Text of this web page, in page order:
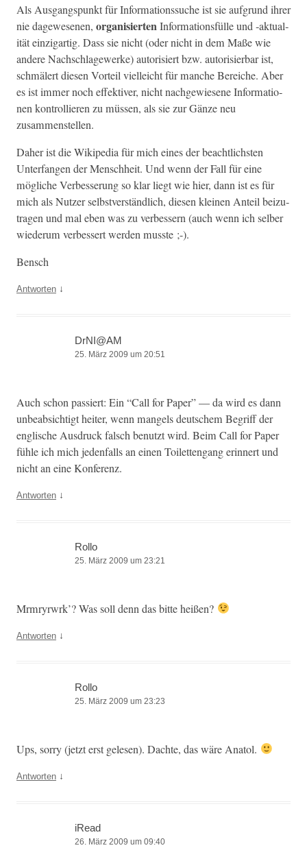
Als Aus­gangspunkt für Infor­ma­tion­ssuche ist sie auf­grund ihrer
nie dagewe­se­nen, organ­isiertenInfor­ma­tions­fülle und ‑aktu­al­
ität einzi­gar­tig. Dass sie nicht (oder nicht in dem Maße wie
andere Nach­schlagew­erke) autorisiert bzw. autorisier­bar ist,
schmälert diesen Vorteil vielle­icht für manche Bere­iche. Aber
es ist immer noch effek­tiv­er, nicht nachgewiesene Infor­ma­tio­
nen kon­trol­lieren zu müssen, als sie zur Gänze neu
zusammenstellen.
Daher ist die Wikipedia für mich eines der beachtlich­sten
Unter­fan­gen der Men­schheit. Und wenn der Fall für eine
mögliche Verbesserung so klar liegt wie hier, dann ist es für
mich als Nutzer selb­stver­ständlich, diesen kleinen Anteil beizu­
tra­gen und mal eben was zu verbessern (auch wenn ich sel­ber
wiederum verbessert wer­den musste ;-).
Ben­sch
Antworten ↓
DrNI@AM
25. März 2009 um 20:51
Auch schon passiert: Ein “Call for Paper” — da wird es dann
unbe­ab­sichtigt heit­er, wenn man­gels deutschem Begriff der
englis­che Aus­druck falsch benutzt wird. Beim Call for Paper
füh­le ich mich jeden­falls an einen Toi­let­ten­gang erin­nert und
nicht an eine Konferenz.
Antworten ↓
Rollo
25. März 2009 um 23:21
Mrm­ryr­wrk’? Was soll denn das bitte heißen?
Antworten ↓
Rollo
25. März 2009 um 23:23
Ups, sor­ry (jet­zt erst gele­sen). Dachte, das wäre Anatol.
Antworten ↓
iRead
26. März 2009 um 09:40